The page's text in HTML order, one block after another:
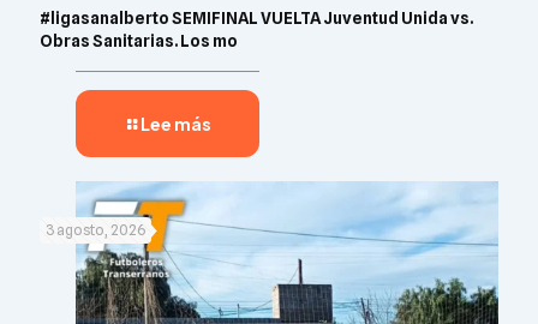
#ligasanalberto SEMIFINAL VUELTA Juventud Unida vs.
Obras Sanitarias. Los mo
Lee más
3 agosto, 2026